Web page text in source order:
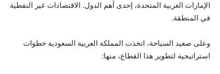
الإمارات العربية المتحدة، إحدى أهم الدول. الاقتصادات غير النفطية
في المنطقة.
وعلى صعيد السياحة، اتخذت المملكة العربية السعودية خطوات
استراتيجية لتطوير هذا القطاع، منها: